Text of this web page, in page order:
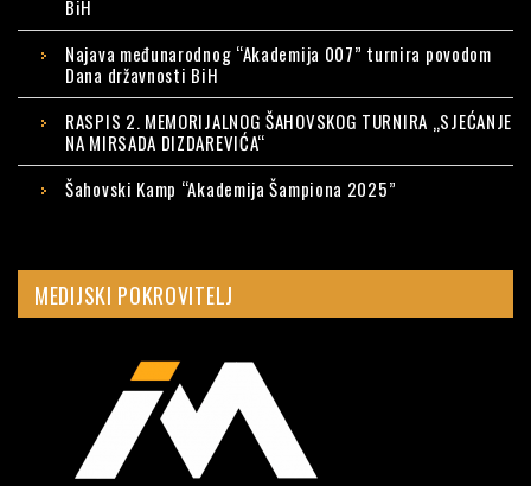
BiH
Najava međunarodnog “Akademija 007” turnira povodom
Dana državnosti BiH
RASPIS 2. MEMORIJALNOG ŠAHOVSKOG TURNIRA „SJEĆANJE
NA MIRSADA DIZDAREVIĆA“
Šahovski Kamp “Akademija Šampiona 2025”
MEDIJSKI POKROVITELJ